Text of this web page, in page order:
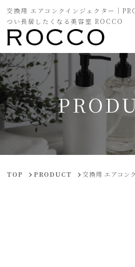
交換用 エアコンクインジェクター｜
つい長居したくなる美容室 ROCCO
TOP PRODUCT 交換用 エアコン